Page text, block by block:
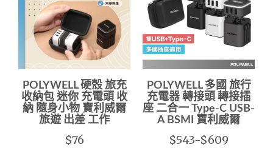
POLYWELL 硬殼 旅充
收納包 迷你 充電頭 收
納 隨身小物 寶利威爾
旅遊 出差 工作
$76
POLYWELL 多國 旅行
充電器 轉接頭 轉接插
座 二合一 Type-C USB-
A BSMI 寶利威爾
$543-$609